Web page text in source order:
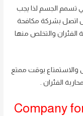
تسمم الجسم لذا يجب
اتصل بشركة مكافحة
والتخلص منها
بوقت ممتع
الفئران .
Company